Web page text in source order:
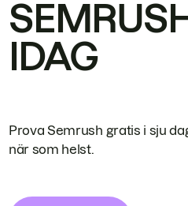
IDAG
Prova Semrush gratis i sju
när som helst.